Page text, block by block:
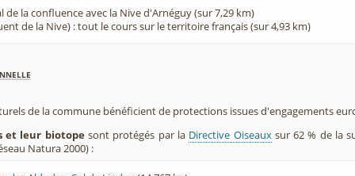
de la confluence avec la Nive d'Arnéguy (sur 7,29 km)
de la Nive) : tout le cours sur le territoire français (sur 4,93 km)
de la commune bénéficient de protections issues d'engagements
et leur biotopesont protégés par la Directive Oiseauxsur 62 % de la
Natura 2000) :